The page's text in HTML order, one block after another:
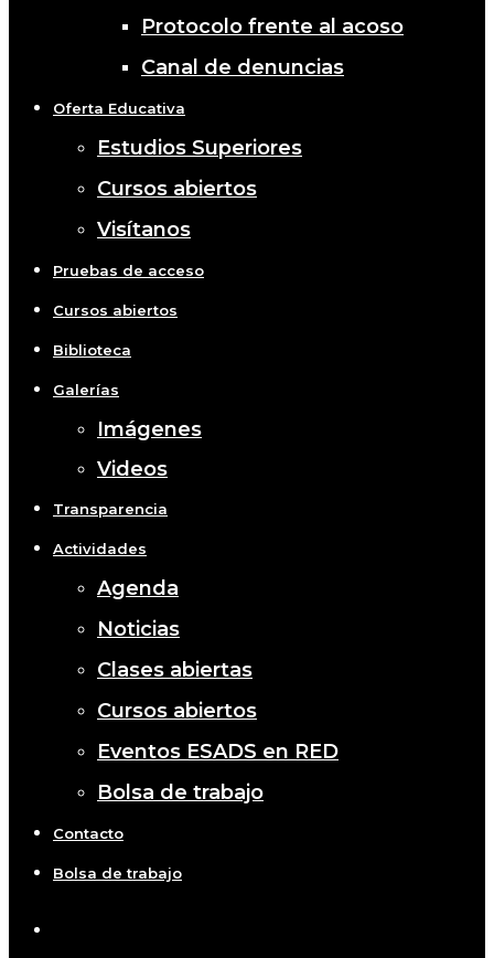
Protocolo frente al acoso
Canal de denuncias
Oferta Educativa
Estudios Superiores
Cursos abiertos
Visítanos
Pruebas de acceso
Cursos abiertos
Biblioteca
Galerías
Imágenes
Videos
Transparencia
Actividades
Agenda
Noticias
Clases abiertas
Cursos abiertos
Eventos ESADS en RED
Bolsa de trabajo
Contacto
Bolsa de trabajo